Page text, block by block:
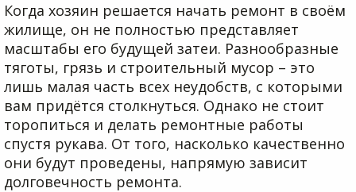
Когда хозяин решается начать ремонт в своём
жилище, он не полностью представляет
масштабы его будущей затеи. Разнообразные
тяготы, грязь и строительный мусор – это
лишь малая часть всех неудобств, с которыми
вам придётся столкнуться. Однако не стоит
торопиться и делать ремонтные работы
спустя рукава. От того, насколько качественно
они будут проведены, напрямую зависит
долговечность ремонта.